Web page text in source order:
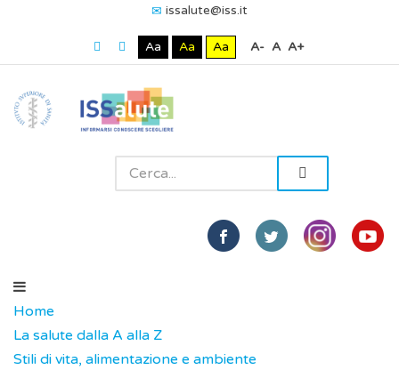
issalute@iss.it
Aa Aa Aa A- A A+
Home
La salute dalla A alla Z
Stili di vita, alimentazione e ambiente